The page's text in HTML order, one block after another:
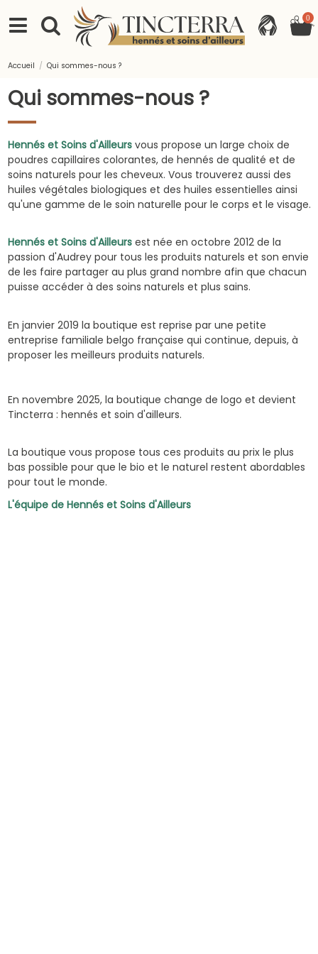
0
Accueil Qui sommes-nous ?
Qui sommes-nous ?
Hennés et Soins d'Ailleursvous propose un large choix de
poudres capillaires colorantes, de hennés de qualité et de
soins naturels pour les cheveux. Vous trouverez aussi des
huiles végétales biologiques et des huiles essentielles ainsi
qu'une gamme de le soin naturelle pour le corps et le visage.
Hennés et Soins d'Ailleursest née en octobre 2012 de la
passion d'Audrey pour tous les produits naturels et son envie
de les faire partager au plus grand nombre afin que chacun
puisse accéder à des soins naturels et plus sains.
En janvier 2019 la boutique est reprise par une petite
entreprise familiale belgo française qui continue, depuis, à
proposer les meilleurs produits naturels.
En novembre 2025, la boutique change de logo et devient
Tincterra : hennés et soin d'ailleurs.
La boutique vous propose tous ces produits au prix le plus
bas possible pour que le bio et le naturel restent abordables
pour tout le monde.
L'équipe de Hennés et Soins d'Ailleurs